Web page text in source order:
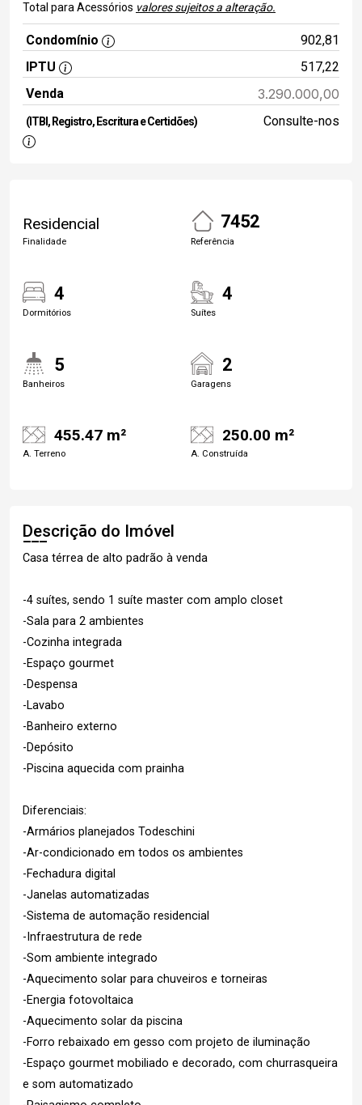
Total para Acessórios valores sujeitos a alteração.
Condomínio
902,81
IPTU
517,22
Venda
3.290.000,00
(ITBI, Registro, Escritura e Certidões) Consulte-nos
Residencial
Finalidade
7452
Referência
4
Dormitórios
4
Suítes
5
Banheiros
2
Garagens
455.47 m²
A. Terreno
250.00 m²
A. Construída
Descrição do Imóvel
Casa térrea de alto padrão à venda
-4 suítes, sendo 1 suíte master com amplo closet
-Sala para 2 ambientes
-Cozinha integrada
-Espaço gourmet
-Despensa
-Lavabo
-Banheiro externo
-Depósito
-Piscina aquecida com prainha
Diferenciais:
-Armários planejados Todeschini
-Ar-condicionado em todos os ambientes
-Fechadura digital
-Janelas automatizadas
-Sistema de automação residencial
-Infraestrutura de rede
-Som ambiente integrado
-Aquecimento solar para chuveiros e torneiras
-Energia fotovoltaica
-Aquecimento solar da piscina
-Forro rebaixado em gesso com projeto de iluminação
-Espaço gourmet mobiliado e decorado, com churrasqueira
e som automatizado